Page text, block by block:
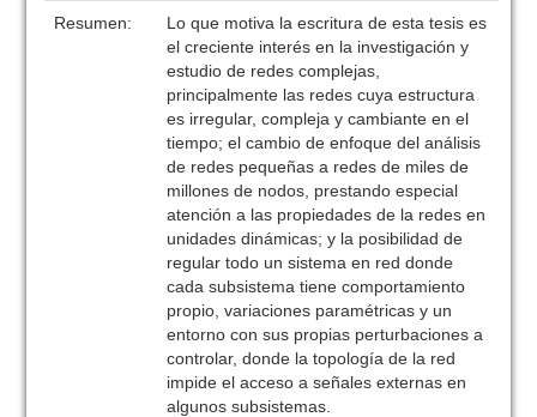
Resumen:
Lo que motiva la escritura de esta tesis es
el creciente interés en la investigación y
estudio de redes complejas,
principalmente las redes cuya estructura
es irregular, compleja y cambiante en el
tiempo; el cambio de enfoque del análisis
de redes pequeñas a redes de miles de
millones de nodos, prestando especial
atención a las propiedades de la redes en
unidades dinámicas; y la posibilidad de
regular todo un sistema en red donde
cada subsistema tiene comportamiento
propio, variaciones paramétricas y un
entorno con sus propias perturbaciones a
controlar, donde la topología de la red
impide el acceso a señales externas en
algunos subsistemas.